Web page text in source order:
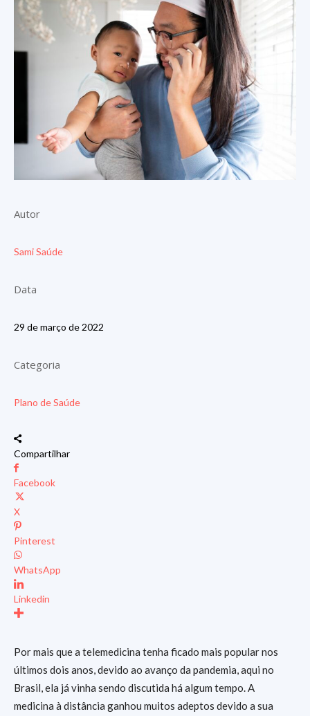
Autor
Sami Saúde
Data
29 de março de 2022
Categoria
Plano de Saúde
Compartilhar
Facebook
X
Pinterest
WhatsApp
Linkedin
Por mais que a telemedicina tenha ficado mais popular nos
últimos dois anos, devido ao avanço da pandemia, aqui no
Brasil, ela já vinha sendo discutida há algum tempo. A
medicina à distância ganhou muitos adeptos devido a sua